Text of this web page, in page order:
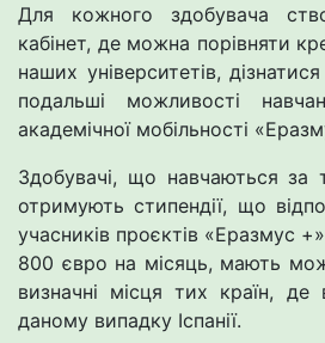
Для кожного здобувача
кабінет, де можна порівняти
наших університетів,
подальші можливості
академічної мобільності
Здобувачі, що навчаються за
отримують стипендії, що
учасників проєктів «Еразмус
800 євро на місяць, мають
визначні місця тих країн,
даному випадку Іспанії.